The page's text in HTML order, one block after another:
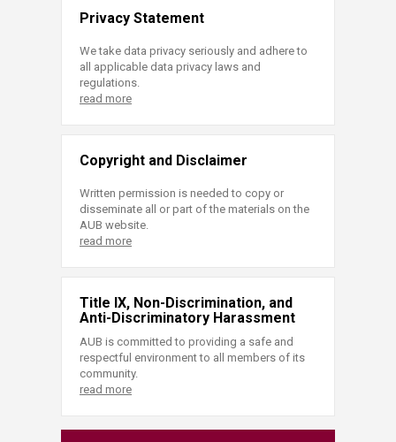
Privacy Statement
We take data privacy seriously and adhere to
all applicable data privacy laws and
regulations.
read more
Copyright and Disclaimer
Written permission is needed to copy or
disseminate all or part of the materials on the
AUB website.
read more
Title IX, Non-Discrimination, and
Anti-Discriminatory Harassment
AUB is committed to providing a safe and
respectful environment to all members of its
community.
read more